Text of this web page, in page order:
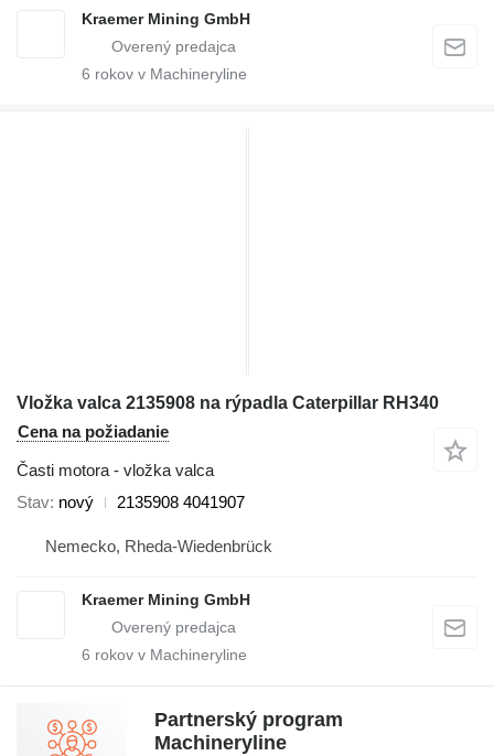
Kraemer Mining GmbH
6 rokov v Machineryline
Vložka valca 2135908 na rýpadla Caterpillar RH340
Cena na požiadanie
Časti motora - vložka valca
Stav nový 2135908 4041907
Nemecko, Rheda-Wiedenbrück
Kraemer Mining GmbH
6 rokov v Machineryline
Partnerský program
Machineryline